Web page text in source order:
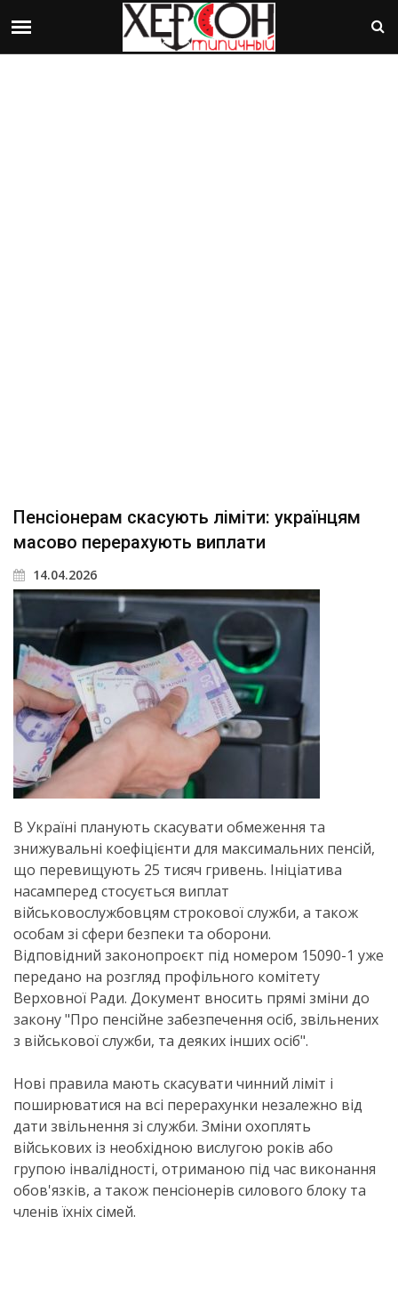
Пенсіонерам скасують ліміти: українцям
масово перерахують виплати
14.04.2026
В Україні планують скасувати обмеження та
знижувальні коефіцієнти для максимальних пенсій,
що перевищують 25 тисяч гривень. Ініціатива
насамперед стосується виплат
військовослужбовцям строкової служби, а також
особам зі сфери безпеки та оборони.
Відповідний законопроєкт під номером 15090-1 уже
передано на розгляд профільного комітету
Верховної Ради. Документ вносить прямі зміни до
закону "Про пенсійне забезпечення осіб, звільнених
з військової служби, та деяких інших осіб".
Нові правила мають скасувати чинний ліміт і
поширюватися на всі перерахунки незалежно від
дати звільнення зі служби. Зміни охоплять
військових із необхідною вислугою років або
групою інвалідності, отриманою під час виконання
обов'язків, а також пенсіонерів силового блоку та
членів їхніх сімей.